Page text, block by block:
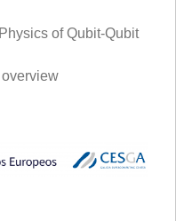
of Qubit-Qubit